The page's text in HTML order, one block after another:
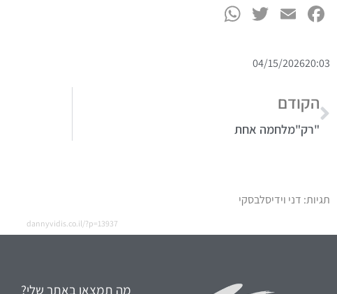
Facebook
Email
Twitter
20:03
04/15/2026
הקודם
"רק"מלחמה אחת
תגיות: דני וידיסלבסקי
dannyvidis.co.il/?p=13937
מה תמצאו באתר שלי?